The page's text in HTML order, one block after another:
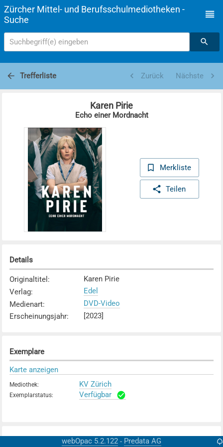
Zürcher Mittel- und Berufsschulmediotheken -
Suche
Suchbegriff(e) eingeben
Trefferliste Zurück Nächste
Karen Pirie
Echo einer Mordnacht
Merkliste
Teilen
Details
Originaltitel :
Karen Pirie
Verlag:
Edel
Medienart:
DVD-Video
Erscheinungsjahr: [2023]
Exemplare
Karte anzeigen
Mediothek: KV Zürich
Exemplarstatus: Verfügbar
webOpac 5.2.122 - Predata AG